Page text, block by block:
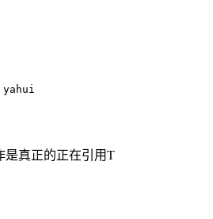
是真正的正在引用T